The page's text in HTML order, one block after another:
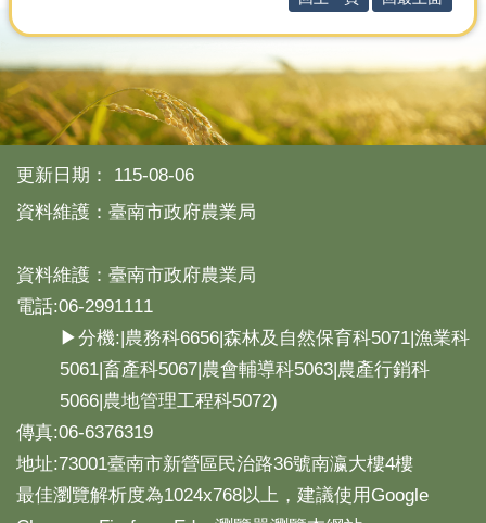
更新日期：
115-08-06
資料維護：臺南市政府農業局
資料維護：臺南市政府農業局
電話:06-2991111
▶分機:|農務科6656|森林及自然保育科5071|漁業科
5061|畜產科5067|農會輔導科5063|農產行銷科
5066|農地管理工程科5072)
傳真:06-6376319
地址:73001臺南市新營區民治路36號南瀛大樓4樓
最佳瀏覽解析度為1024x768以上，建議使用Google